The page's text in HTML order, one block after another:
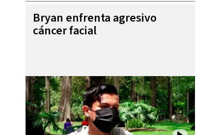
Bryan enfrenta agresivo
cáncer facial